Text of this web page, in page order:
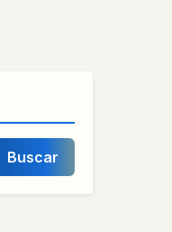
Buscar